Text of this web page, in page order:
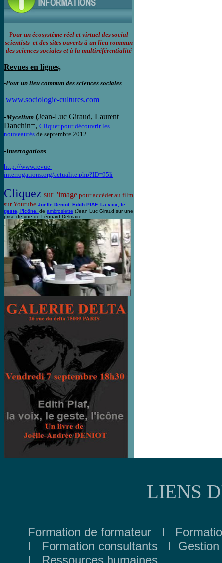
Pour un écosystème réel et virtuel des social
scientists et des sites ouverts à un lieu commun
des sciences sociales et à la multiréférentialité
Revues en lignes,
-Pour un lieu commun des sciences sociales
www.sociologie-cultures.com
-Mycelium (Jean-Luc Giraud, Laurent
Danchin=, Cliquer pour découvrir les
nouveautés de septembre 2012
-Interrogations
http://www.revue-
interrogations.org/actualite.php?ID=95li
Cliquez sur l'image pour accéder au film
sur Youtube Joëlle Deniot. Edith PIAF. La voix, le
geste, l'icône. de ambrosiette (Jean Luc Giraud sur une
prise de vue de Léonard Delmaire
LIENS
Formation de formateur I
I
Formation consultants I
I Ressources humaines